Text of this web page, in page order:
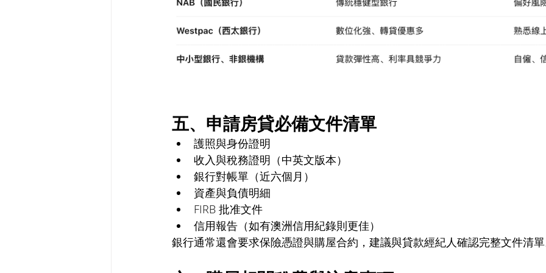
五、申請房貸必備文件清單
護照與身份證明
收入與稅務證明（中英文版本）
銀行對帳單（近六個月）
資產與負債明細
FIRB 批准文件
信用報告（如有澳洲信用紀錄則更佳）
銀行通常還會要求保險憑證與購屋合約，建議與貸款經紀人確認完整文件清